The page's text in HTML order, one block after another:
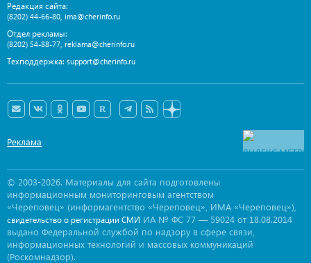
Редакция сайта:
(8202) 44-66-80, ima@cherinfo.ru
Отдел рекламы:
(8202) 54-88-77, reklama@cherinfo.ru
Техподдержка: support@cherinfo.ru
Реклама
© 2003-2026. Материалы для сайта подготовлены
информационным мониторинговым агентством
«Череповец» (информагентство «Череповец», ИМА «Череповец»),
свидетельство о регистрации СМИ ИА № ФС 77 — 59024 от 18.08.2014
выдано Федеральной службой по надзору в сфере связи,
информационных технологий и массовых коммуникаций
(Роскомнадзор).